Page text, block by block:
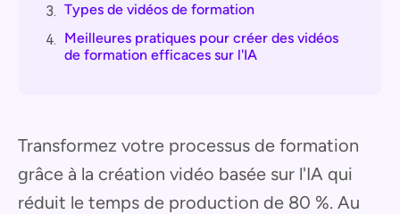
3. Types de vidéos de formation
4. Meilleures pratiques pour créer des vidéos
de formation efficaces sur l'IA
Transformez votre processus de formation
grâce à la création vidéo basée sur l'IA qui
réduit le temps de production de 80 %. Au